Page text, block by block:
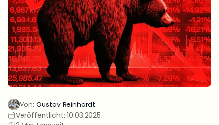
Von: Gustav Reinhardt
Veröffentlicht: 10.03.2025